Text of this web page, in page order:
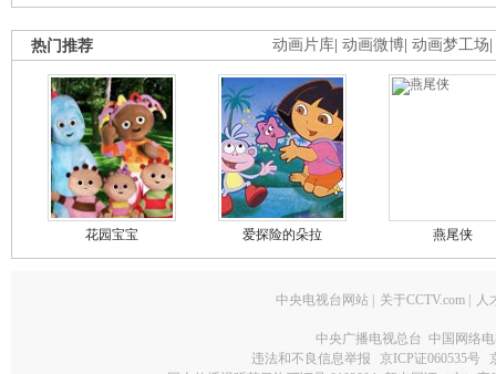
动画片库 动画微博 动画梦工场
热门推荐
花园宝宝 爱探险的朵拉 燕尾侠
中央电视台网站 关于CCTV.com 人
中央广播电视总台 中国网络
违法和不良信息举报
京ICP证060535号